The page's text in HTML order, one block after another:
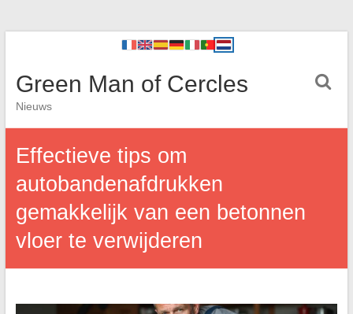
Green Man of Cercles
Nieuws
Effectieve tips om
autobandenafdrukken
gemakkelijk van een betonnen
vloer te verwijderen